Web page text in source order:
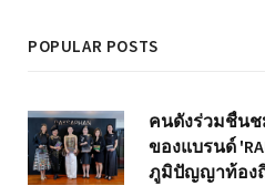
POPULAR POSTS
คนดังร่วมชื่น
ของแบรนด์
ภูมิปัญญาท้อง